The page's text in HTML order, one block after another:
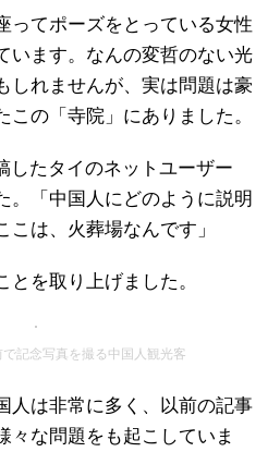
ってポーズをとっている女性
います。なんの変哲のない光
しれませんが、実は問題は豪
の「寺院」にありました。
したタイのネットユーザー
。「中国人にどのように説明
こは、火葬場なんです」
を取り上げました。
記念写真を撮る中国人観光客
人は非常に多く、以前の記事
々な問題をも起こしていま